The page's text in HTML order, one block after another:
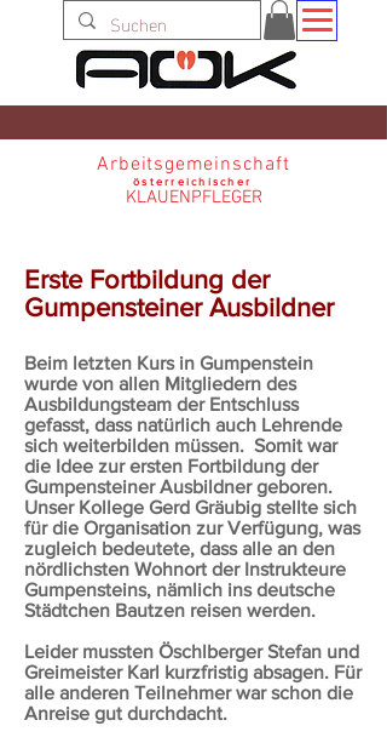
Arbeitsgemeinschaft
österreichischer
KLAUENPFLEGER
Erste Fortbildung der
Gumpensteiner Ausbildner
Beim letzten Kurs in Gumpenstein
wurde von allen Mitgliedern des
Ausbildungsteam der Entschluss
gefasst, dass natürlich auch Lehrende
sich weiterbilden müssen. Somit war
die Idee zur ersten Fortbildung der
Gumpensteiner Ausbildner geboren.
Unser Kollege Gerd Gräubig stellte sich
für die Organisation zur Verfügung, was
zugleich bedeutete, dass alle an den
nördlichsten Wohnort der Instrukteure
Gumpensteins, nämlich ins deutsche
Städtchen Bautzen reisen werden.
Leider mussten Öschlberger Stefan und
Greimeister Karl kurzfristig absagen. Für
alle anderen Teilnehmer war schon die
Anreise gut durchdacht.